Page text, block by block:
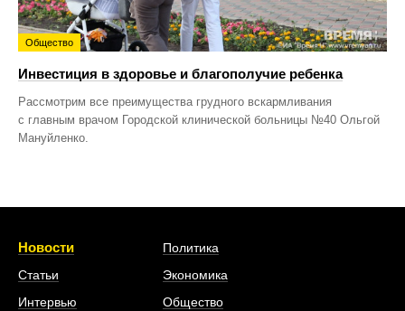
Общество
Инвестиция в здоровье и благополучие ребенка
Рассмотрим все преимущества грудного вскармливания
с главным врачом Городской клинической больницы №40 Ольгой
Мануйленко.
Новости
Статьи
Интервью
Политика
Экономика
Общество